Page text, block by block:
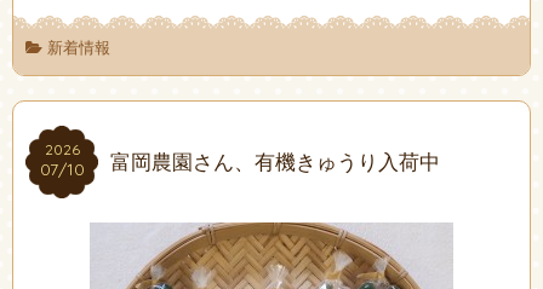
新着情報
2026
07/10
2026
07/10 富岡農園さん、有機きゅうり入荷中